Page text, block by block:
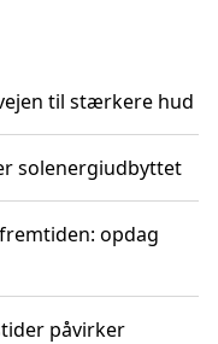
til stærkere hud
solenergiudbyttet
opdag
påvirker